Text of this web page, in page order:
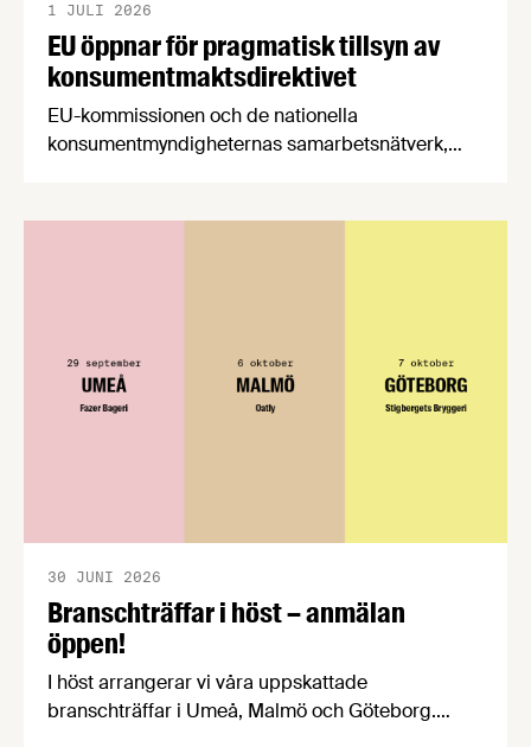
EU öppnar för pragmatisk tillsyn av
konsumentmaktsdirektivet
1 JULI 2026
EU-kommissionen och de nationella
konsumentmyndigheternas samarbetsnätverk,
Branschträffar i höst – anmälan
öppen!
30 JUNI 2026
I höst arrangerar vi våra uppskattade
branschträffar i Umeå, Malmö och Göteborg.